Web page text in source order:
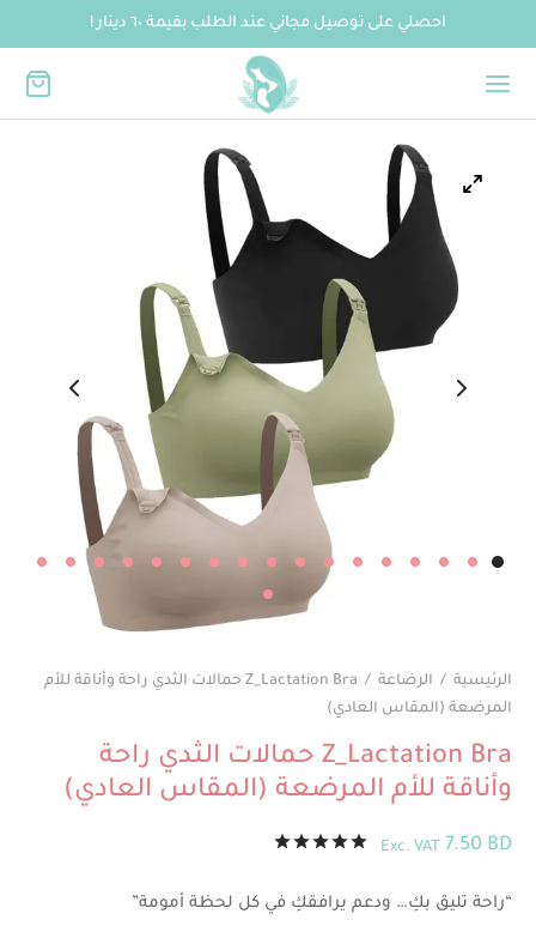
احصلي على توصيل مجاني عند الطلب بقيمة ٦٠ دينار !
الرئيسية / الرضاعة /
Z_Lactation Bra حمالات الثدي راحة وأناقة للأم
المرضعة (المقاس العادي)
Z_Lactation Bra حمالات الثدي راحة
وأناقة للأم المرضعة (المقاس العادي)
7.50 BD
Exc. VAT
“راحة تليق بكِ… ودعم يرافقكِ في كل لحظة أمومة”